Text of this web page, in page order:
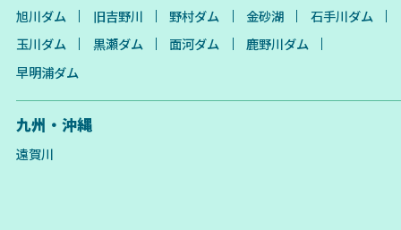
旭川ダム 旧吉野川 野村ダム 金砂湖
石手川ダム
玉川ダム
黒瀬ダム 面河ダム
鹿野川ダム
早明浦ダム
九州・沖縄
遠賀川